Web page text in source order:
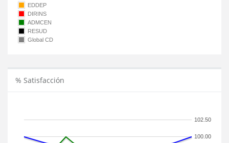
EDDEP
DIRINS
ADMCEN
RESUD
Global CD
% Satisfacción
100.00
102.50